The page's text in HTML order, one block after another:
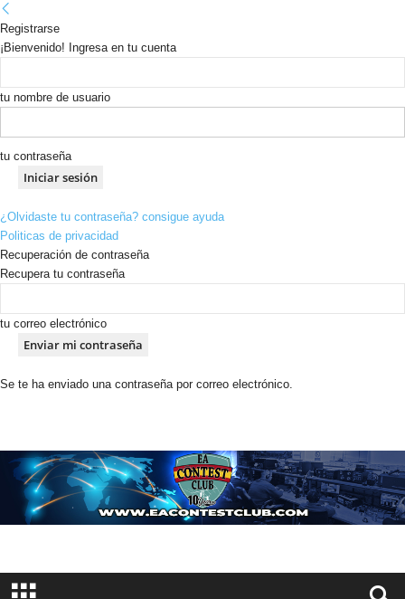
Registrarse
¡Bienvenido! Ingresa en tu cuenta
tu nombre de usuario
tu contraseña
¿Olvidaste tu contraseña? consigue ayuda
Politicas de privacidad
Recuperación de contraseña
Recupera tu contraseña
tu correo electrónico
Se te ha enviado una contraseña por correo electrónico.